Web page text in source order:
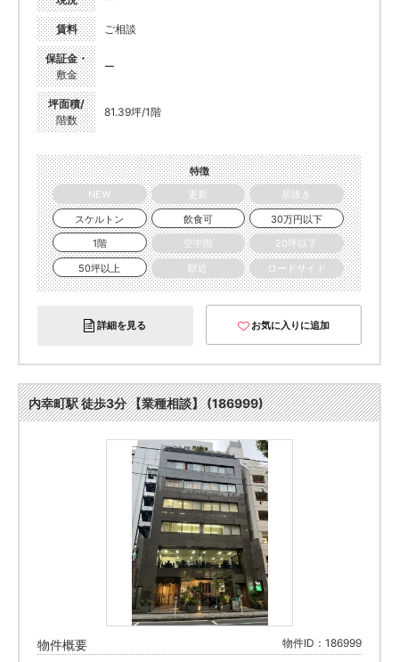
賃料 ご相談
保証金・
敷金
ー
坪面積/
階数
81.39坪/1階
特徴
NEW
更新
居抜き
スケルトン
飲食可
30万円以下
1階
空中階
20坪以下
50坪以上
駅近 ロードサイド
詳細を見る お気に入りに追加
内幸町駅 徒歩3分 【業種相談】 (186999)
物件概要 物件ID：186999